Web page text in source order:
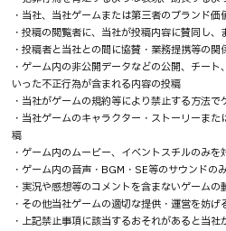
・当社、当社ゲームまたは第三者のブランド
・投稿の閲覧者に、当社が投稿内容に賛同し
・投稿者と当社との間に協賛・業務提携等の
・ゲーム内の非公開データなどの公開、チー
いった不正行為が含まれる内容の投稿
・当社がゲームの規約等により禁止する方法
・当社ゲームのキャラクター・ストーリーま
稿
・ゲーム内のムービー、イベントスチルのみを
・ゲーム内の音声・BGM・SE等のサウンドの
・実況や感想等のコメントを含まないゲーム
・その他当社ゲームの適切な提供・運営を妨げ
・上記禁止事項に該当するおそれがあると当社